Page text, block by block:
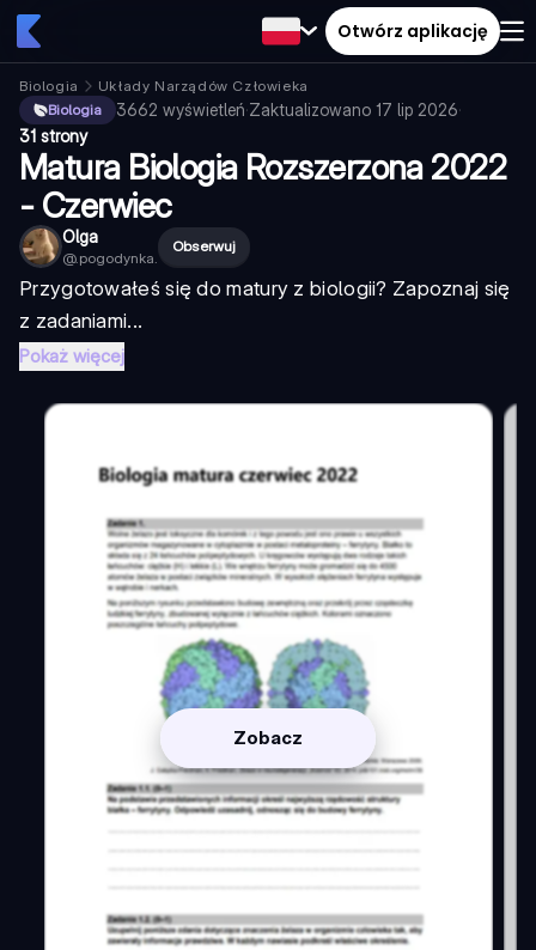
Otwórz aplikację
Biologia
Układy Narządów Człowieka
Biologia
3662 wyświetleń·Zaktualizowano 17 lip 2026·
31 strony
Matura Biologia Rozszerzona 2022
- Czerwiec
Olga
@.pogodynka.
Obserwuj
Przygotowałeś się do matury z biologii? Zapoznaj się
z zadaniami...
Pokaż więcej
Zobacz